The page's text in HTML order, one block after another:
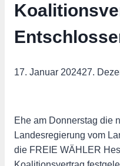
17. Januar 202427.
Ehe am Donnerstag die
Landesregierung vom
die FREIE WÄHLER